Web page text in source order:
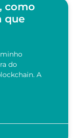
como
que
do
A